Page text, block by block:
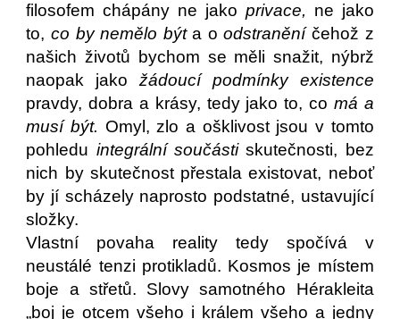
filosofem chápány ne jako privace, ne jako
to, co by nemělo býta oodstraněníčehož z
našich životů bychom se měli snažit, nýbrž
naopak jako žádoucí podmínky existence
pravdy, dobra a krásy, tedy jako to, co má a
musí být. Omyl, zlo a ošklivost jsou v tomto
pohledu integrální součástiskutečnosti, bez
nich by skutečnost přestala existovat, neboť
by jí scházely naprosto podstatné, ustavující
složky.
Vlastní povaha reality tedy spočívá v
neustálé tenzi protikladů. Kosmos je místem
boje a střetů. Slovy samotného Hérakleita
„boj je otcem všeho i králem všeho a jedny